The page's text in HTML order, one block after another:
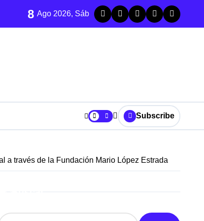
8 Ago 2026, Sáb
Subscribe
a través de la Fundación Mario López Estrada